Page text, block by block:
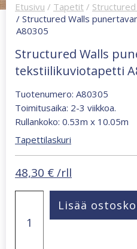
Etusivu / Tapetit / Structured
/ Structured Walls
A80305
Structured Walls
tekstiilikuviotapetti
Tuotenumero: A80305
Toimitusaika: 2-3 viikkoa.
Rullankoko: 0.53m x 10.05m
Tapettilaskuri
48,30 € /rll
punertavanruskea
Lisää